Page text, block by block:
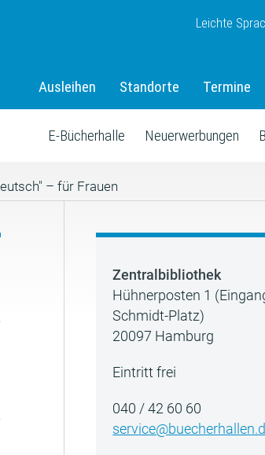
Leichte
Ausleihen Standorte Termine
E-Bücherhalle Neuerwerbungen
– für Frauen
Zentralbibliothek
Hühnerposten 1
Schmidt-Platz)
20097 Hamburg
Eintritt frei
040 / 42 60 60